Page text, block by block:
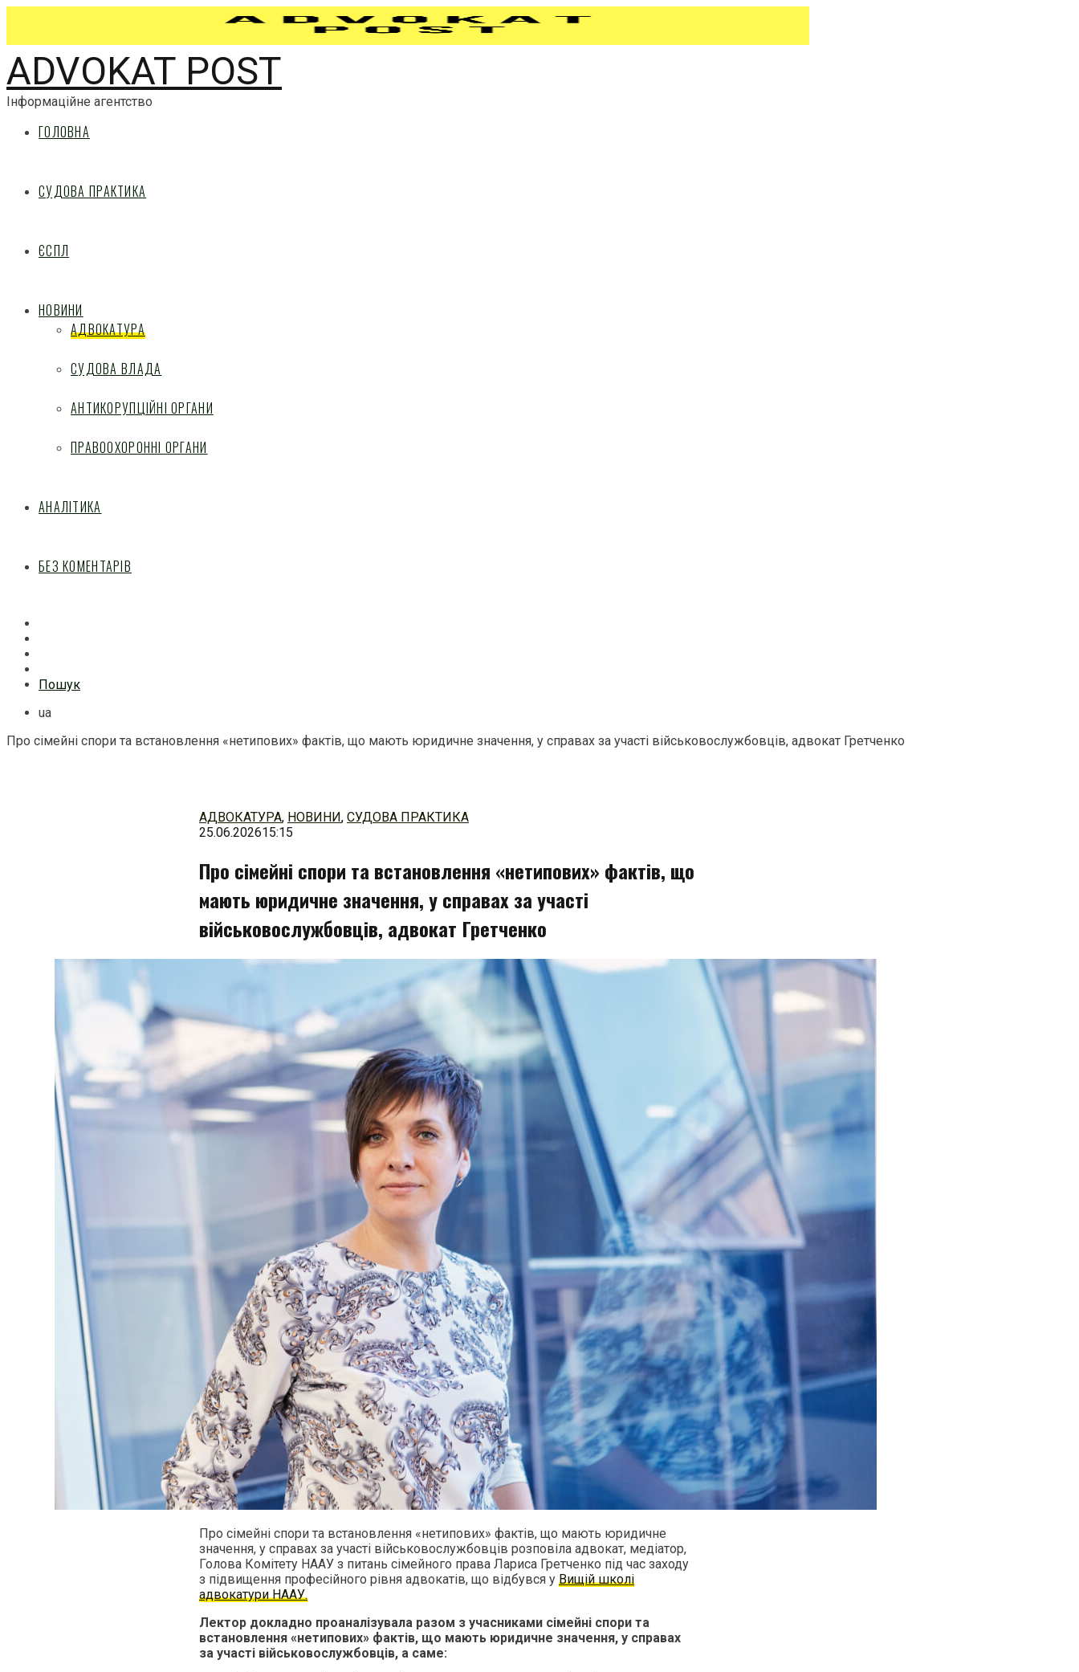
ADVOKAT POST
Інформаційне агентство
ГОЛОВНА
СУДОВА ПРАКТИКА
ЄСПЛ
НОВИНИ
АДВОКАТУРА
СУДОВА ВЛАДА
АНТИКОРУПЦІЙНІ ОРГАНИ
ПРАВООХОРОННІ ОРГАНИ
АНАЛІТИКА
БЕЗ КОМЕНТАРІВ
Пошук
ua
Про сімейні спори та встановлення «нетипових» фактів, що мають юридичне значення, у справах за участі військовослужбовців, адвокат Гретченко
АДВОКАТУРА, НОВИНИ, СУДОВА ПРАКТИКА
25.06.202615:15
Про сімейні спори та встановлення «нетипових» фактів, що
мають юридичне значення, у справах за участі
військовослужбовців, адвокат Гретченко
Про сімейні спори та встановлення «нетипових» фактів, що мають юридичне
значення, у справах за участі військовослужбовців розповіла адвокат, медіатор,
Голова Комітету НААУ з питань сімейного права Лариса Гретченко під час заходу
з підвищення професійного рівня адвокатів, що відбувся у Вищій школі
адвокатури НААУ.
Лектор докладно проаналізувала разом з учасниками сімейні спори та
встановлення «нетипових» фактів, що мають юридичне значення, у справах
за участі військовослужбовців, а саме: